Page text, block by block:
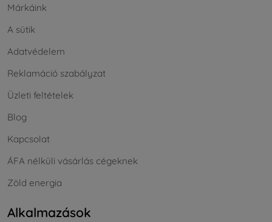
Márkáink
A sütik
Adatvédelem
Reklamáció szabályzat
Üzleti feltételek
Blog
Kapcsolat
ÁFA nélküli vásárlás cégeknek
Zöld energia
Alkalmazások